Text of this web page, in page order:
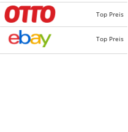
Top Preis
Top Preis